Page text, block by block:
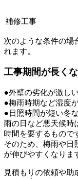
補修工事
次のような条件の場
れます。
工事期間が長く
●外壁の劣化が激し
●梅雨時期など湿度
●日照時間が短い冬
雨の日など悪天候時
時間を要するもので
そのため、梅雨や日
が伸びやすくなりま
見積もりの依頼や助